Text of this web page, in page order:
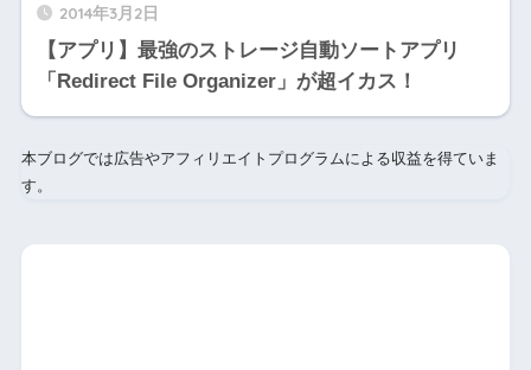
2014年3月2日
【アプリ】最強のストレージ自動ソートアプリ
「Redirect File Organizer」が超イカス！
本ブログでは広告やアフィリエイトプログラムによる収益を得ていま
す。